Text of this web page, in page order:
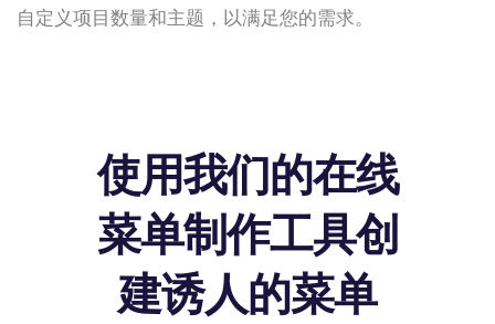
自定义项目数量和主题，以满足您的需求。
使用我们的在线
菜单制作工具创
建诱人的菜单